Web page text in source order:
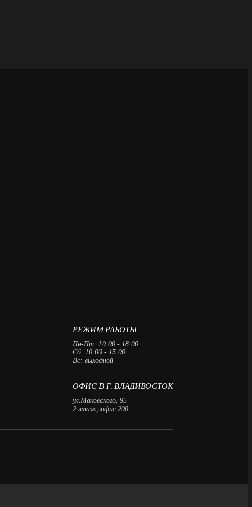
РЕЖИМ РАБОТЫ
Пн-Пт: 10:00 - 18:00
Сб: 10:00 - 15:00
Вс: выходной
ОФИС В Г. ВЛАДИВОСТОК
ул.Маковского, 95
2 этаж, офис 200